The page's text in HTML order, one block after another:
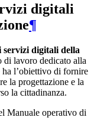
digitali
¶
servizi digitali della
di lavoro dedicato alla
l’obiettivo di fornire
la progettazione e la
la cittadinanza.
Manuale operativo di